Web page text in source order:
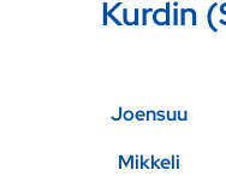
Kurdin
Joensuu
Mikkeli